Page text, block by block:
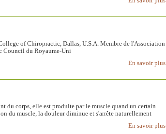
of Chiropractic, Dallas, U.S.A. Membre de l'Association
Council du Royaume-Uni
En savoir plus
du corps, elle est produite par le muscle quand un certain
du muscle, la douleur diminue et s'arrête naturellement
En savoir plus